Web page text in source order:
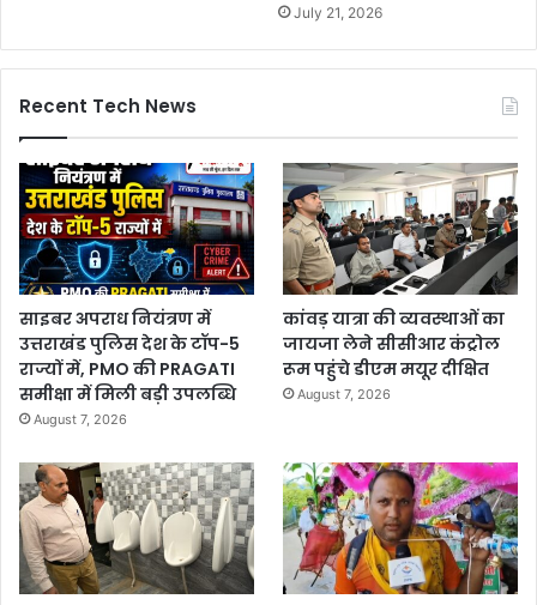
July 21, 2026
Recent Tech News
साइबर अपराध नियंत्रण में
उत्तराखंड पुलिस देश के टॉप-5
राज्यों में, PMO की PRAGATI
समीक्षा में मिली बड़ी उपलब्धि
August 7, 2026
कांवड़ यात्रा की व्यवस्थाओं का
जायजा लेने सीसीआर कंट्रोल
रूम पहुंचे डीएम मयूर दीक्षित
August 7, 2026